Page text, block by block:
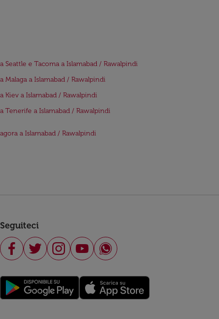
Seattle e Tacoma a Islamabad / Rawalpindi
Malaga a Islamabad / Rawalpindi
Kiev a Islamabad / Rawalpindi
Tenerife a Islamabad / Rawalpindi
a Islamabad / Rawalpindi
Seguiteci